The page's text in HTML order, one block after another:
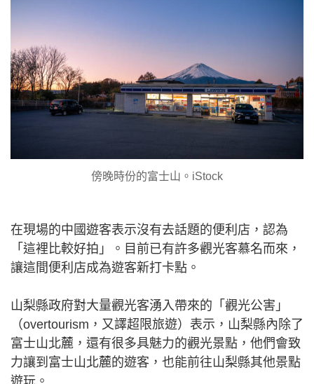
傍晚時份的富士山。iStock
在現場的中國遊客表示沒有去話題的便利店，認為
「這裡比較好拍」。目前已有許多觀光客慕名而來，
讓這間便利店成為遊客新打卡點。
山梨縣政府對大量觀光客湧入帶來的「觀光公害」
（overtourism，又譯超限旅遊）表示，山梨縣內除了
富士山北麓，還有很多具魅力的觀光景點，他們會致
力讓到富士山北麓的遊客，也能前往山梨縣其他景點